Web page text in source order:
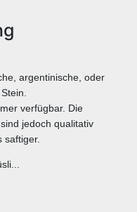
argentinische, oder
verfügbar. Die
jedoch qualitativ
saftiger.